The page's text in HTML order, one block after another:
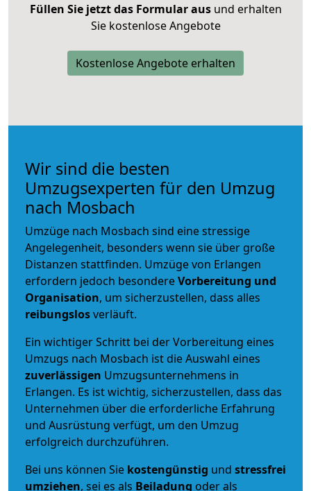
Füllen Sie jetzt das Formular ausund erhalten
Sie kostenlose Angebote
Kostenlose Angebote erhalten
Wir sind die besten
Umzugsexperten für den Umzug
nach Mosbach
Umzüge nach Mosbach sind eine stressige
Angelegenheit, besonders wenn sie über große
Distanzen stattfinden. Umzüge von Erlangen
erfordern jedoch besondereVorbereitung und
Organisation, um sicherzustellen, dass alles
reibungslosverläuft.
Ein wichtiger Schritt bei der Vorbereitung eines
Umzugs nach Mosbach ist die Auswahl eines
zuverlässigen Umzugsunternehmens in
Erlangen. Es ist wichtig, sicherzustellen, dass das
Unternehmen über die erforderliche Erfahrung
und Ausrüstung verfügt, um den Umzug
erfolgreich durchzuführen.
Bei uns können Sie kostengünstig und stressfrei
umziehen, sei es als Beiladung oder als